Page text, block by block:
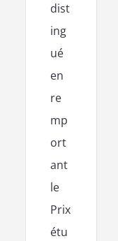
dist
ing
ué
en
re
mp
ort
ant
le
Prix
étu